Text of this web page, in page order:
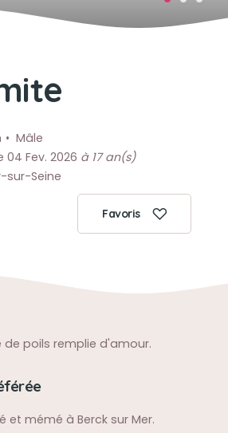
Mâle
Fev. 2026 à 17 an(s)
sur-Seine
Favoris
de poils remplie d'amour.
et mémé à Berck sur Mer.